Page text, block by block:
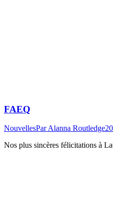
FAEQ
NouvellesParAlanna Routledge
Nos plus sincères félicitations à